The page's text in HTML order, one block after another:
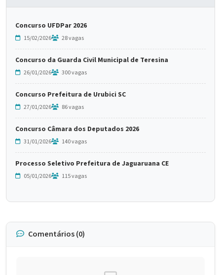
Concurso UFDPar 2026
15/02/2026 28 vagas
Concurso da Guarda Civil Municipal de Teresina
26/01/2026 300 vagas
Concurso Prefeitura de Urubici SC
27/01/2026 86 vagas
Concurso Câmara dos Deputados 2026
31/01/2026 140 vagas
Processo Seletivo Prefeitura de Jaguaruana CE
05/01/2026 115 vagas
Comentários (0)